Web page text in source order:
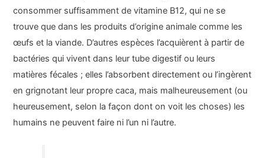
consommer suffisamment de vitamine B12, qui ne se
trouve que dans les produits d’origine animale comme les
œufs et la viande. D’autres espèces l’acquièrent à partir de
bactéries qui vivent dans leur tube digestif ou leurs
matières fécales ; elles l’absorbent directement ou l’ingèrent
en grignotant leur propre caca, mais malheureusement (ou
heureusement, selon la façon dont on voit les choses) les
humains ne peuvent faire ni l’un ni l’autre.